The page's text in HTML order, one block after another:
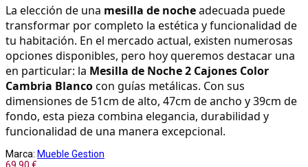
La elección de una mesilla de noche adecuada puede
transformar por completo la estética y funcionalidad de
tu habitación. En el mercado actual, existen numerosas
opciones disponibles, pero hoy queremos destacar una
en particular: la Mesilla de Noche 2 Cajones Color
Cambria Blanco con guías metálicas. Con sus
dimensiones de 51cm de alto, 47cm de ancho y 39cm de
fondo, esta pieza combina elegancia, durabilidad y
funcionalidad de una manera excepcional.
Marca: Mueble Gestion